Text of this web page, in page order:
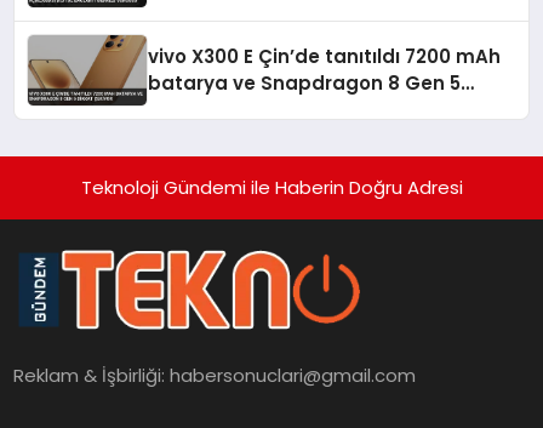
vivo X300 E Çin’de tanıtıldı 7200 mAh
batarya ve Snapdragon 8 Gen 5
Teknoloji Gündemi ile Haberin Doğru Adresi
Reklam & İşbirliği:habersonuclari@gmail.com